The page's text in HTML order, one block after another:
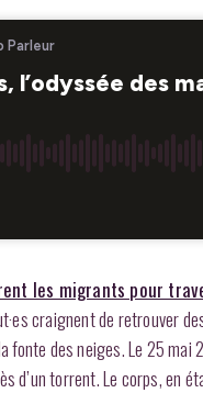
les migrants pour
craignent de retrouver
des neiges. Le 25 mai
d’un torrent. Le corps, en